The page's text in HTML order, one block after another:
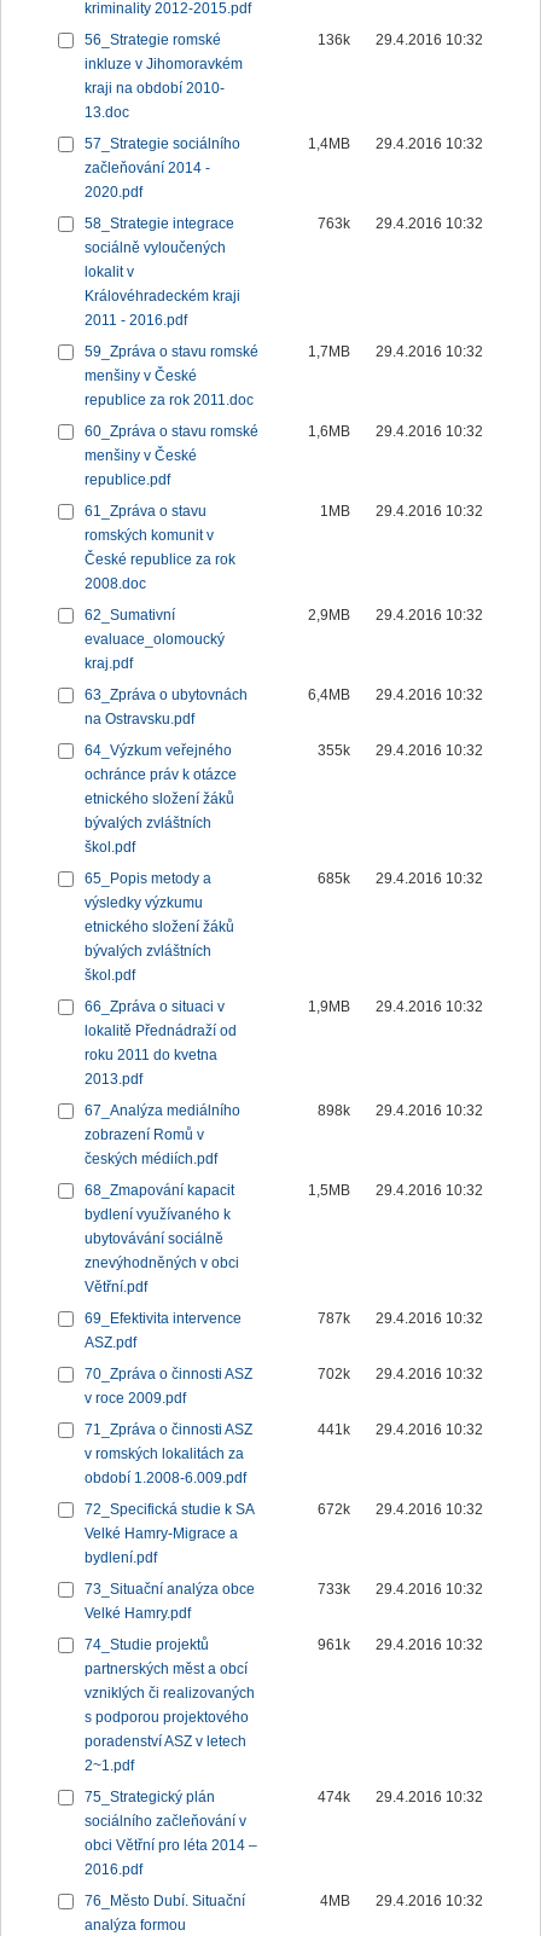
kriminality 2012-2015.pdf
56_Strategie romské
inkluze v Jihomoravkém
kraji na období 2010-
13.doc
136k 29.4.2016 10:32
57_Strategie sociálního
začleňování 2014 -
2020.pdf
1,4MB 29.4.2016 10:32
58_Strategie integrace
sociálně vyloučených
lokalit v
Královéhradeckém kraji
2011 - 2016.pdf
763k 29.4.2016 10:32
59_Zpráva o stavu romské
menšiny v České
republice za rok 2011.doc
1,7MB 29.4.2016 10:32
60_Zpráva o stavu romské
menšiny v České
republice.pdf
1,6MB 29.4.2016 10:32
61_Zpráva o stavu
romských komunit v
České republice za rok
2008.doc
1MB 29.4.2016 10:32
62_Sumativní
evaluace_olomoucký
kraj.pdf
2,9MB 29.4.2016 10:32
63_Zpráva o ubytovnách
na Ostravsku.pdf
6,4MB 29.4.2016 10:32
64_Výzkum veřejného
ochránce práv k otázce
etnického složení žáků
bývalých zvláštních
škol.pdf
355k 29.4.2016 10:32
65_Popis metody a
výsledky výzkumu
etnického složení žáků
bývalých zvláštních
škol.pdf
685k 29.4.2016 10:32
66_Zpráva o situaci v
lokalitě Přednádraží od
roku 2011 do kvetna
2013.pdf
1,9MB 29.4.2016 10:32
67_Analýza mediálního
zobrazení Romů v
českých médiích.pdf
898k 29.4.2016 10:32
68_Zmapování kapacit
bydlení využívaného k
ubytovávání sociálně
znevýhodněných v obci
Větřní.pdf
1,5MB 29.4.2016 10:32
69_Efektivita intervence
ASZ.pdf
787k 29.4.2016 10:32
70_Zpráva o činnosti ASZ
v roce 2009.pdf
702k 29.4.2016 10:32
71_Zpráva o činnosti ASZ
v romských lokalitách za
období 1.2008-6.009.pdf
441k 29.4.2016 10:32
72_Specifická studie k SA
Velké Hamry-Migrace a
bydlení.pdf
672k 29.4.2016 10:32
73_Situační analýza obce
Velké Hamry.pdf
733k 29.4.2016 10:32
74_Studie projektů
partnerských měst a obcí
vzniklých či realizovaných
s podporou projektového
poradenství ASZ v letech
2~1.pdf
961k 29.4.2016 10:32
75_Strategický plán
sociálního začleňování v
obci Větřní pro léta 2014 –
2016.pdf
474k 29.4.2016 10:32
76_Město Dubí. Situační
analýza formou
4MB 29.4.2016 10:32